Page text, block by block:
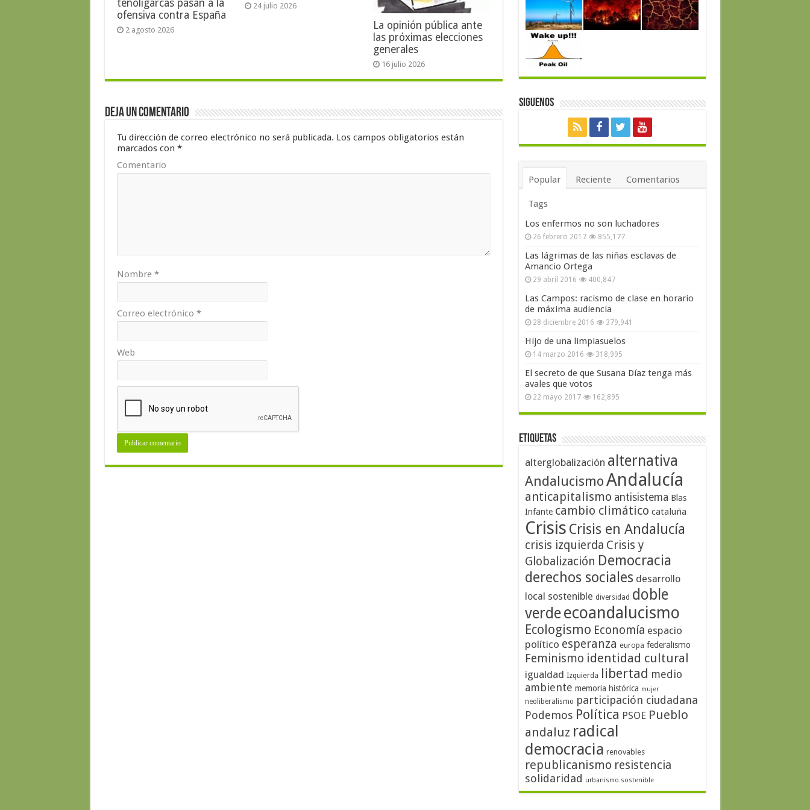
tenoligarcas pasan a la
ofensiva contra España
2 agosto 2026
24 julio 2026
La opinión pública ante
las próximas elecciones
generales
16 julio 2026
Deja un comentario
Tu dirección de correo electrónico no será publicada. Los campos obligatorios están
marcados con *
Comentario
Nombre *
Correo electrónico *
Web
Siguenos
Popular Reciente Comentarios
Tags
Los enfermos no son luchadores
26 febrero 2017 855,177
Las lágrimas de las niñas esclavas de
Amancio Ortega
29 abril 2016 400,847
Las Campos: racismo de clase en horario
de máxima audiencia
28 diciembre 2016 379,941
Hijo de una limpiasuelos
14 marzo 2016 318,995
El secreto de que Susana Díaz tenga más
avales que votos
22 mayo 2017 162,895
Etiquetas
alterglobalización alternativa
AndalucismoAndalucía
anticapitalismo antisistema Blas
Infante cambio climático cataluña
Crisis Crisis en Andalucía
crisis izquierda Crisis y
Globalización Democracia
derechos sociales desarrollo
local sostenible diversidad doble
verdeecoandalucismo
Ecologismo Economía espacio
político esperanza europa federalismo
Feminismo identidad cultural
igualdad Izquierda libertad medio
ambiente memoria histórica mujer
neoliberalismo participación ciudadana
Podemos Política PSOE Pueblo
andaluz radical
democracia renovables
republicanismo resistencia
solidaridad urbanismo sostenible